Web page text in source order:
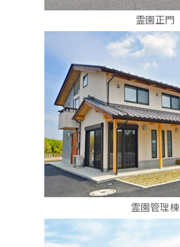
霊園正門
霊園管理棟